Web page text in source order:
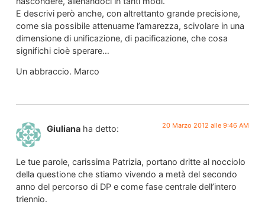
E descrivi però anche, con altrettanto grande precisione,
come sia possibile attenuarne l’amarezza, scivolare in una
dimensione di unificazione, di pacificazione, che cosa
significhi cioè sperare…
Un abbraccio. Marco
Giuliana ha detto: 20 Marzo 2012 alle 9:46 AM
Le tue parole, carissima Patrizia, portano dritte al nocciolo
della questione che stiamo vivendo a metà del secondo
anno del percorso di DP e come fase centrale dell’intero
triennio.